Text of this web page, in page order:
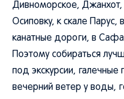
Дивноморское, Джанхот,
Осиповку, к скале
канатные дороги, в
Поэтому собираться
под экскурсии,
вечерний ветер у воды,